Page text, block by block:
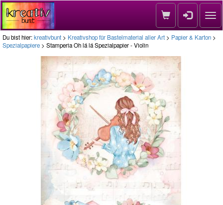
Du bist hier:kreativbunt > Kreativshop für Bastelmaterial aller Art > Papier & Karton >
Spezialpapiere > Stamperia Oh lá lá Spezialpapier - Violin